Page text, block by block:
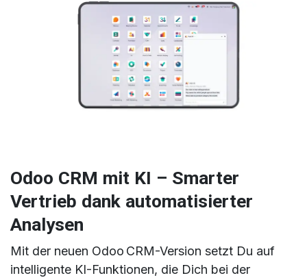
Odoo CRM mit KI – Smarter
Vertrieb dank automatisierter
Analysen
Mit der neuen Odoo CRM-Version setzt Du auf
intelligente KI-Funktionen, die Dich bei der